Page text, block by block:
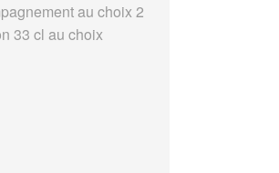
au choix 2
33 cl au choix